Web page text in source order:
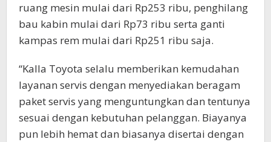
ruang mesin mulai dari Rp253 ribu, penghilang
bau kabin mulai dari Rp73 ribu serta ganti
kampas rem mulai dari Rp251 ribu saja.
“Kalla Toyota selalu memberikan kemudahan
layanan servis dengan menyediakan beragam
paket servis yang menguntungkan dan tentunya
sesuai dengan kebutuhan pelanggan. Biayanya
pun lebih hemat dan biasanya disertai dengan